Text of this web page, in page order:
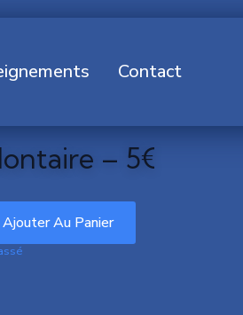
Contact
– 5€
Ajouter Au Panier